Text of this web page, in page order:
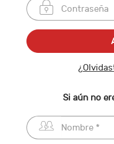
Si aún no